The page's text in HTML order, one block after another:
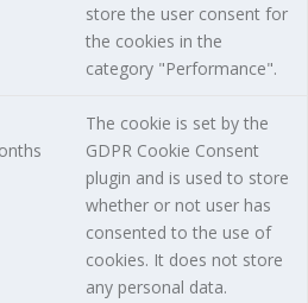
store the user consent for
the cookies in the
category "Performance".
The cookie is set by the
GDPR Cookie Consent
plugin and is used to store
whether or not user has
consented to the use of
cookies. It does not store
any personal data.